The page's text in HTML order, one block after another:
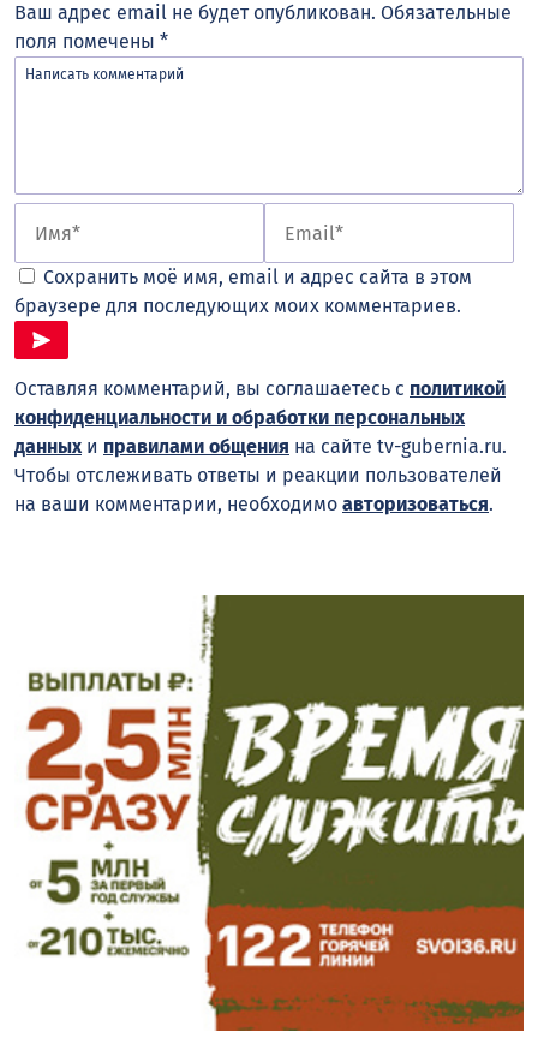
Ваш адрес email не будет опубликован. Обязательные
поля помечены *
Сохранить моё имя, email и адрес сайта в этом
браузере для последующих моих комментариев.
Оставляя комментарий, вы соглашаетесь с политикой
конфиденциальности и обработки персональных
данныхи правилами общения на сайте tv-gubernia.ru.
Чтобы отслеживать ответы и реакции пользователей
на ваши комментарии, необходимо авторизоваться.